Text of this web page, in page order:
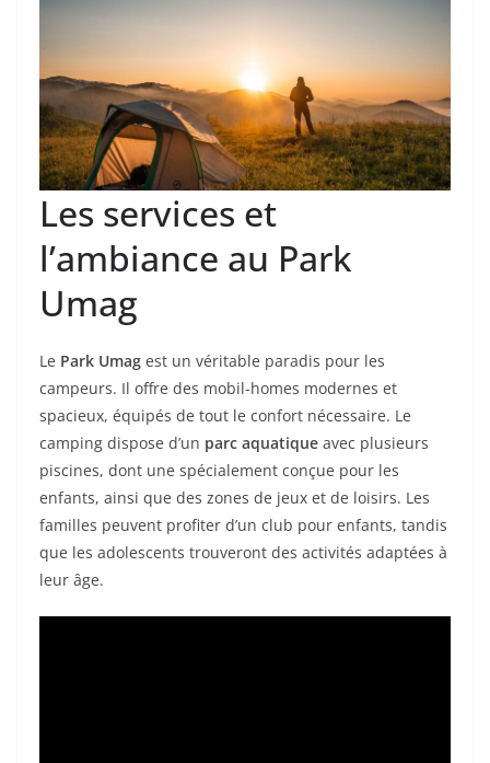
Les services et
l’ambiance au Park
Umag
Le Park Umag est un véritable paradis pour les
campeurs. Il offre des mobil-homes modernes et
spacieux, équipés de tout le confort nécessaire. Le
camping dispose d’un parc aquatique avec plusieurs
piscines, dont une spécialement conçue pour les
enfants, ainsi que des zones de jeux et de loisirs. Les
familles peuvent profiter d’un club pour enfants, tandis
que les adolescents trouveront des activités adaptées à
leur âge.